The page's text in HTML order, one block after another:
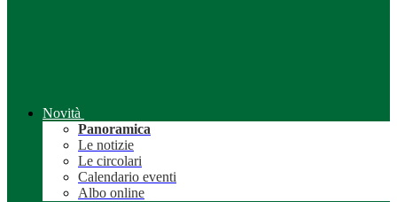
Novità
Panoramica
Le notizie
Le circolari
Calendario eventi
Albo online